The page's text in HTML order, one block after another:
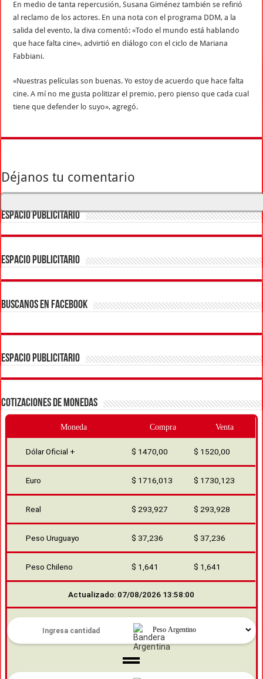
En medio de tanta repercusión, Susana Giménez también se refirió
al reclamo de los actores. En una nota con el programa DDM, a la
salida del evento, la diva comentó: «Todo el mundo está hablando
que hace falta cine», advirtió en diálogo con el ciclo de Mariana
Fabbiani.
«Nuestras películas son buenas. Yo estoy de acuerdo que hace falta
cine. A mí no me gusta politizar el premio, pero pienso que cada cual
tiene que defender lo suyo», agregó.
Déjanos tu comentario
ESPACIO PUBLICITARIO
ESPACIO PUBLICITARIO
BUSCANOS EN FACEBOOK
ESPACIO PUBLICITARIO
COTIZACIONES DE MONEDAS
Moneda Compra Venta
Dólar Oficial + $ 1470,00 $ 1520,00
Euro $ 1716,013 $ 1730,123
Real $ 293,927 $ 293,928
Peso Uruguayo $ 37,236 $ 37,236
Peso Chileno $ 1,641 $ 1,641
Actualizado: 07/08/2026 13:58:00